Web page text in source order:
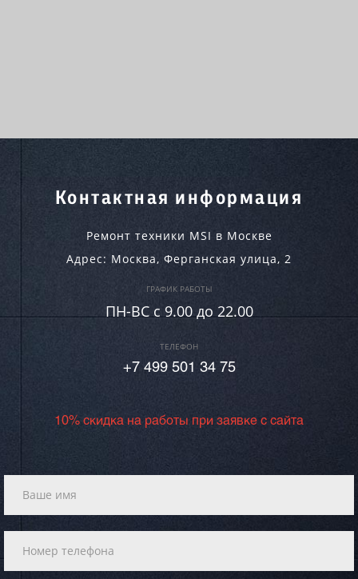
Контактная информация
Ремонт техники MSI в Москве
Адрес: Москва, Ферганская улица, 2
ГРАФИК РАБОТЫ
ПН-ВC c 9.00 до 22.00
ТЕЛЕФОН
+7 499 501 34 75
10% скидка на работы при заявке с сайта